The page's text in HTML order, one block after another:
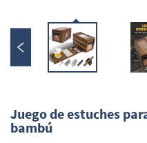
Juego de estuches
bambú